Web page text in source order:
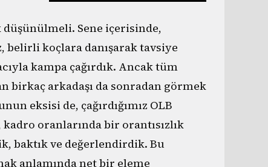
Sene içerisinde,
koçlara danışarak tavsiye
kampa çağırdık. Ancak tüm
birkaç arkadaşı da sonradan görmek
eksisi de, çağırdığımız OLB
oranlarında bir orantısızlık
baktık ve değerlendirdik. Bu
anlamında net bir eleme